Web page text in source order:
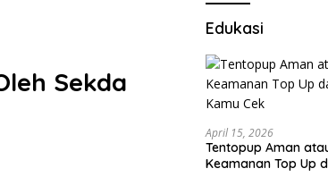
Sekda
Edukasi
April 15, 2026
Tentopup Aman
Keamanan Top Up